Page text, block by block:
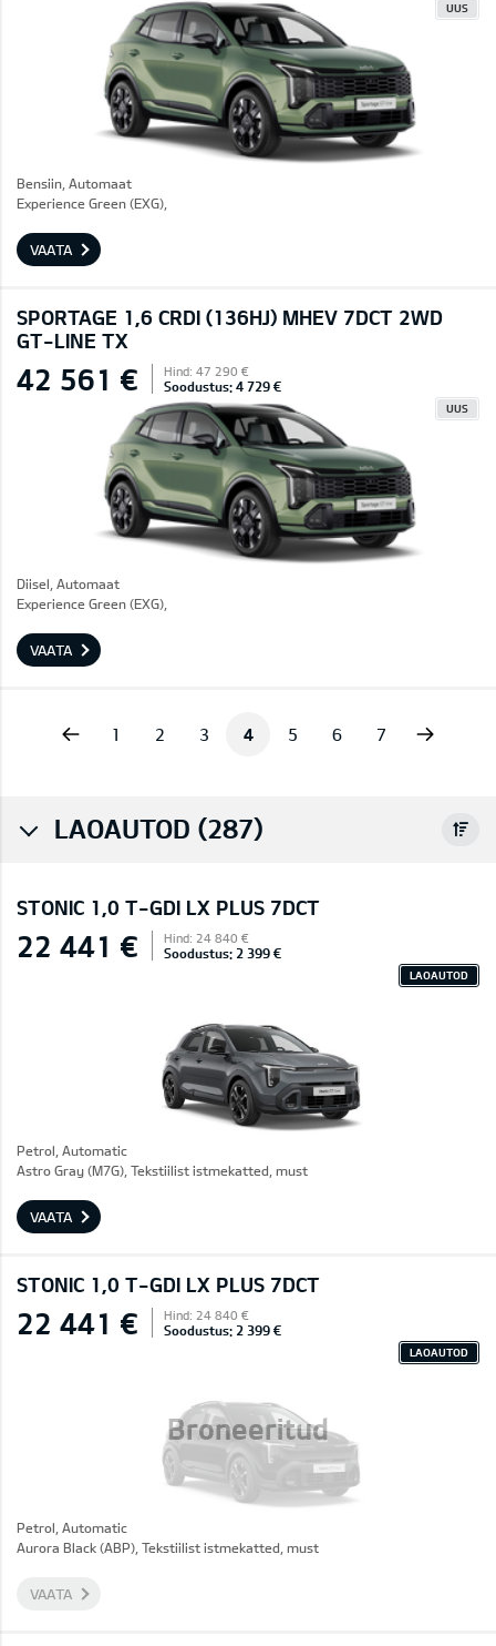
UUS
Bensiin, Automaat
Experience Green (EXG),
VAATA
SPORTAGE 1,6 CRDI (136HJ) MHEV 7DCT 2WD
GT-LINE TX
42 561 € Hind: 47 290 €
Soodustus: 4 729 €
UUS
Diisel, Automaat
Experience Green (EXG),
VAATA
1 2 3 4 5 6 7
LAOAUTOD (287)
STONIC 1,0 T-GDI LX PLUS 7DCT
22 441 € Hind: 24 840 €
Soodustus: 2 399 €
LAOAUTOD
Petrol, Automatic
Astro Gray (M7G), Tekstiilist istmekatted, must
VAATA
STONIC 1,0 T-GDI LX PLUS 7DCT
Broneeritud
22 441 € Hind: 24 840 €
Soodustus: 2 399 €
LAOAUTOD
Petrol, Automatic
Aurora Black (ABP), Tekstiilist istmekatted, must
VAATA